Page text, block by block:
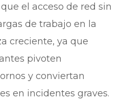
el acceso de red sin
de trabajo en la
creciente, ya que
pivoten
y conviertan
en incidentes graves.